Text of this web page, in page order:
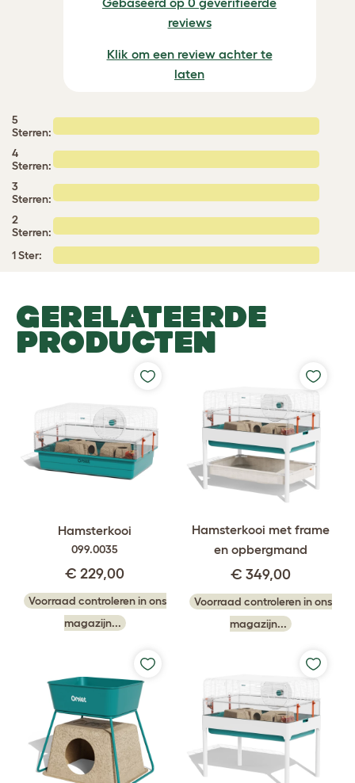
reviews
Klik om een review achter te
laten
5
Sterren:
4
Sterren:
3
Sterren:
2
Sterren:
1 Ster:
GERELATEERDE
PRODUCTEN
Hamsterkooi
099.0035
€ 229,00
Voorraad controleren in ons
magazijn...
Hamsterkooi met frame
en opbergmand
€ 349,00
Voorraad controleren in ons
magazijn...